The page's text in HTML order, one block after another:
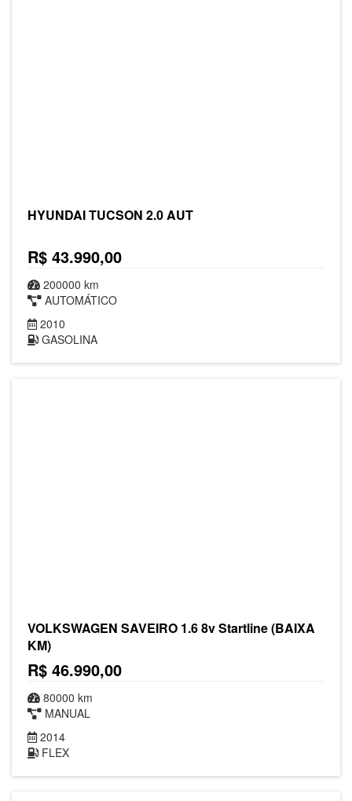
HYUNDAI TUCSON 2.0 AUT
R$ 43.990,00
200000 km
AUTOMÁTICO
2010
GASOLINA
VOLKSWAGEN SAVEIRO 1.6 8v Startline (BAIXA
KM)
R$ 46.990,00
80000 km
MANUAL
2014
FLEX